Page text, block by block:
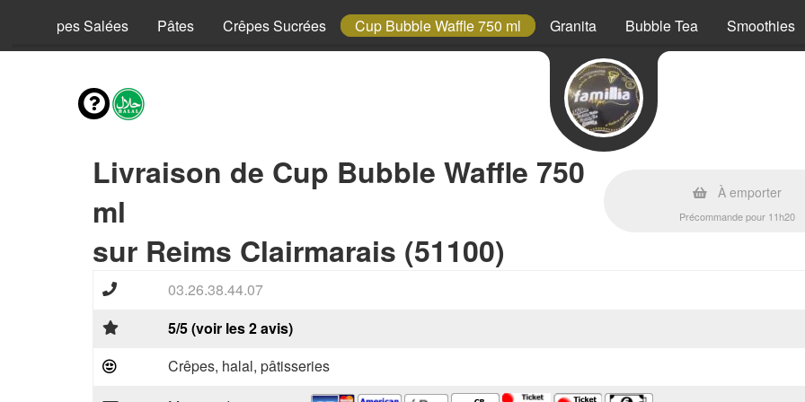
Crêpes Salées Pâtes Crêpes Sucrées Cup Bubble Waffle 750 ml Granita Bubble Tea Smoothies
Livraison de Cup Bubble Waffle 750
ml
sur Reims Clairmarais (51100)
À emporter
Précommande pour 11h20
03.26.38.44.07
5/5 (voir les 2 avis)
Crêpes, halal, pâtisseries